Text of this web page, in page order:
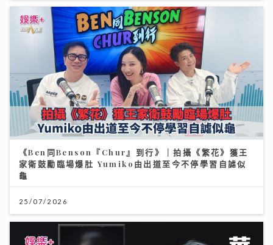
《Ben同Benson『Chur』到行》｜拍攝《繁花》獲王
家衛鼓勵臨場爆肚 Yumiko由出道至今不停學習自謔似
龜
25/07/2026